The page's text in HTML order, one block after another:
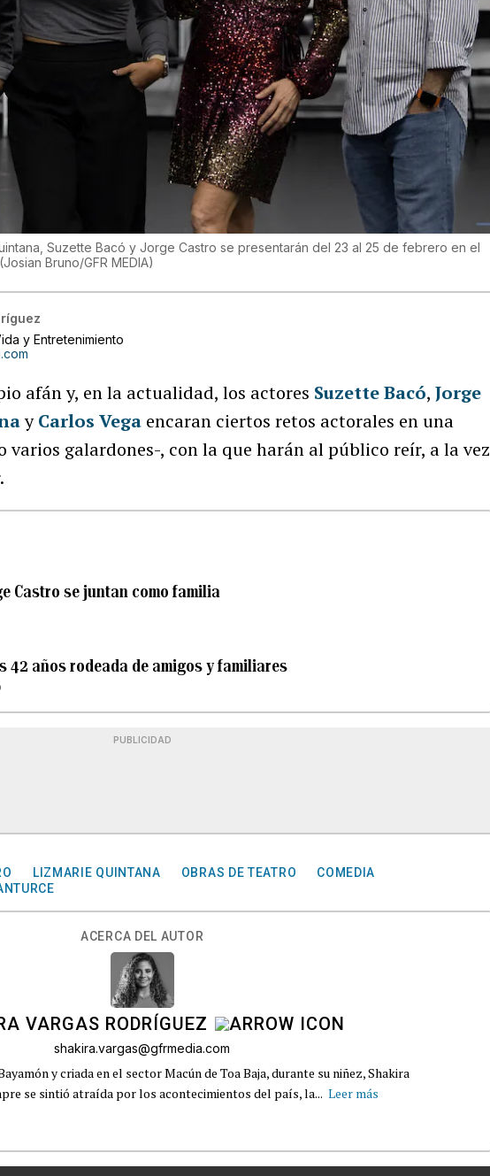
Suzette Bacó y Jorge Castro se presentarán del 23 al 25 de febrero en el
(Josian Bruno/GFR MEDIA)
y Entretenimiento
afán y, en la actualidad, los actores Suzette Bacó,Jorge
yCarlos Vega encaran ciertos retos actorales en una
varios galardones-, con la que harán al público reír, a la vez
Castro se juntan como familia
42 años rodeada de amigos y familiares
PUBLICIDAD
LIZMARIE QUINTANA OBRAS DE TEATRO
COMEDIA
ACERCA DEL AUTOR
VARGAS RODRÍGUEZ
shakira.vargas@gfrmedia.com
y criada en el sector Macún de Toa Baja, durante su niñez, Shakira
se sintió atraída por los acontecimientos del país, la... Leer más